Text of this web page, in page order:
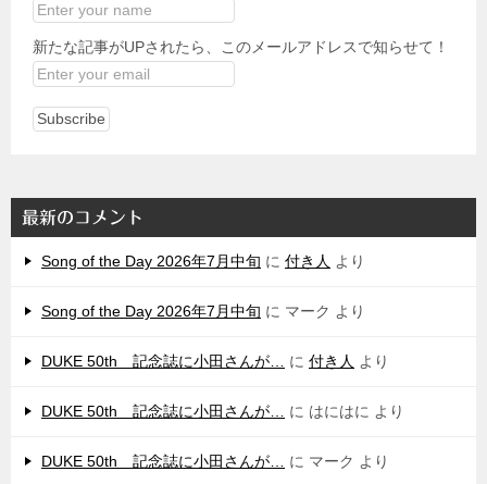
新たな記事がUPされたら、このメールアドレスで知らせて！
最新のコメント
Song of the Day 2026年7月中旬 に 付き人 より
Song of the Day 2026年7月中旬 に マーク より
DUKE 50th 記念誌に小田さんが… に 付き人 より
DUKE 50th 記念誌に小田さんが… に はにはに より
DUKE 50th 記念誌に小田さんが… に マーク より